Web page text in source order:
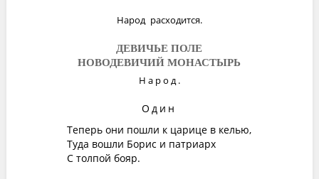
Народ расходится.
ДЕВИЧЬЕ ПОЛЕ
НОВОДЕВИЧИЙ МОНАСТЫРЬ
Народ.
Один
Теперь они пошли к царице в келью,
Туда вошли Борис и патриарх
С толпой бояр.